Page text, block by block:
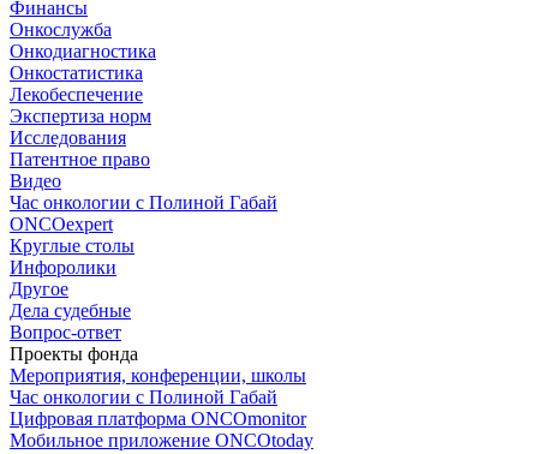
Финансы
Онкослужба
Онкодиагностика
Онкостатистика
Лекобеспечение
Экспертиза норм
Исследования
Патентное право
Видео
Час онкологии с Полиной Габай
ONCOexpert
Круглые столы
Инфоролики
Другое
Дела судебные
Вопрос-ответ
Проекты фонда
Мероприятия, конференции, школы
Час онкологии с Полиной Габай
Цифровая платформа ONCOmonitor
Мобильное приложение ONCOtoday